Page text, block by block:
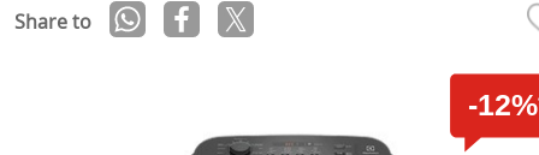
Share to
-